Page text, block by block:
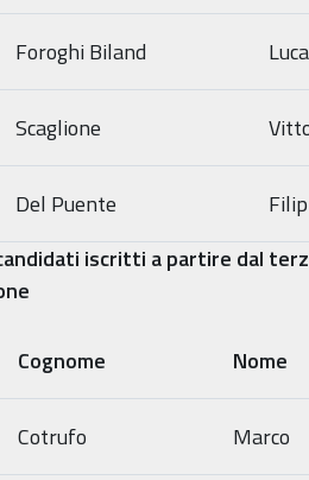
Foroghi Biland Luca
Scaglione
Del Puente
iscritti a partire dal
Cognome Nome
Cotrufo Marco